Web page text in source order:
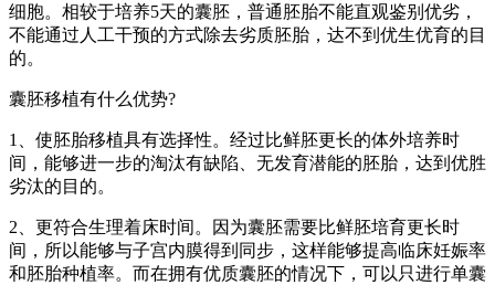
细胞。相较于培养5天的囊胚，普通胚胎不能直观鉴别优劣，
不能通过人工干预的方式除去劣质胚胎，达不到优生优育的目
的。
囊胚移植有什么优势?
1、使胚胎移植具有选择性。经过比鲜胚更长的体外培养时
间，能够进一步的淘汰有缺陷、无发育潜能的胚胎，达到优胜
劣汰的目的。
2、更符合生理着床时间。因为囊胚需要比鲜胚培育更长时
间，所以能够与子宫内膜得到同步，这样能够提高临床妊娠率
和胚胎种植率。而在拥有优质囊胚的情况下，可以只进行单囊